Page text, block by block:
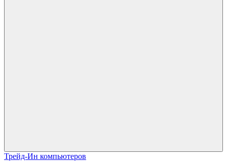
Трейд-Ин компьютеров